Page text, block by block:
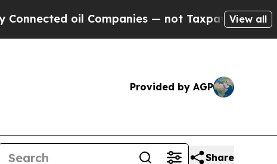
— not Taxpayers — the Chance to
View all
Provided by AGP
Share